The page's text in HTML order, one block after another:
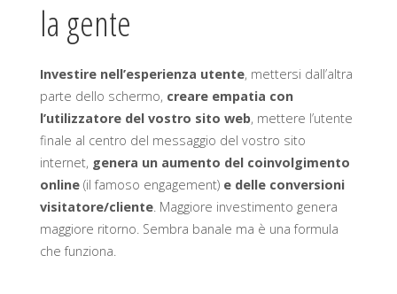
la gente
Investire nell’esperienza utente, mettersi dall’altra
parte dello schermo, creare empatia con
l’utilizzatore del vostro sito web, mettere l’utente
finale al centro del messaggio del vostro sito
internet, genera un aumento del coinvolgimento
online(il famoso engagement) e delle conversioni
visitatore/cliente. Maggiore investimento genera
maggiore ritorno. Sembra banale ma è una formula
che funziona.